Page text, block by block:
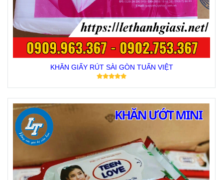
KHĂN GIẤY RÚT SÀI GÒN TUẤN VIỆT